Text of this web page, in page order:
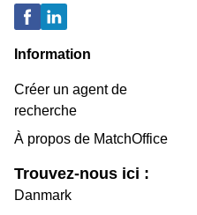
Information
Créer un agent de
recherche
À propos de MatchOffice
Trouvez-nous ici :
Danmark